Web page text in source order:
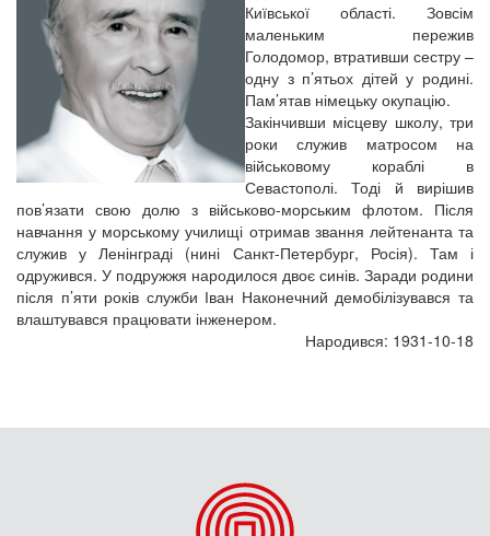
Київської області. Зовсім
маленьким пережив
Голодомор, втративши сестру –
одну з п’ятьох дітей у родині.
Пам’ятав німецьку окупацію.
Закінчивши місцеву школу, три
роки служив матросом на
військовому кораблі в
Севастополі. Тоді й вирішив
пов’язати свою долю з військово-морським флотом. Після
навчання у морському училищі отримав звання лейтенанта та
служив у Ленінграді (нині Санкт-Петербург, Росія). Там і
одружився. У подружжя народилося двоє синів. Заради родини
після п’яти років служби Іван Наконечний демобілізувався та
влаштувався працювати інженером.
Народився: 1931-10-18